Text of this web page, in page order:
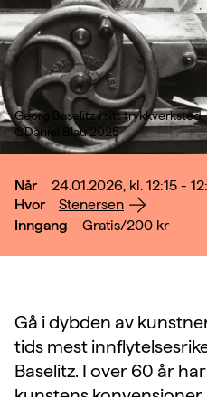
Georg Baselitz i sitt
©Daniel Blau 2025
Når
24.01.2026, kl. 12:15 -
Hvor
Stenersen
Inngang
Gratis/200 kr
Gå i dybden av
tids mest
Baselitz. I over 60 år